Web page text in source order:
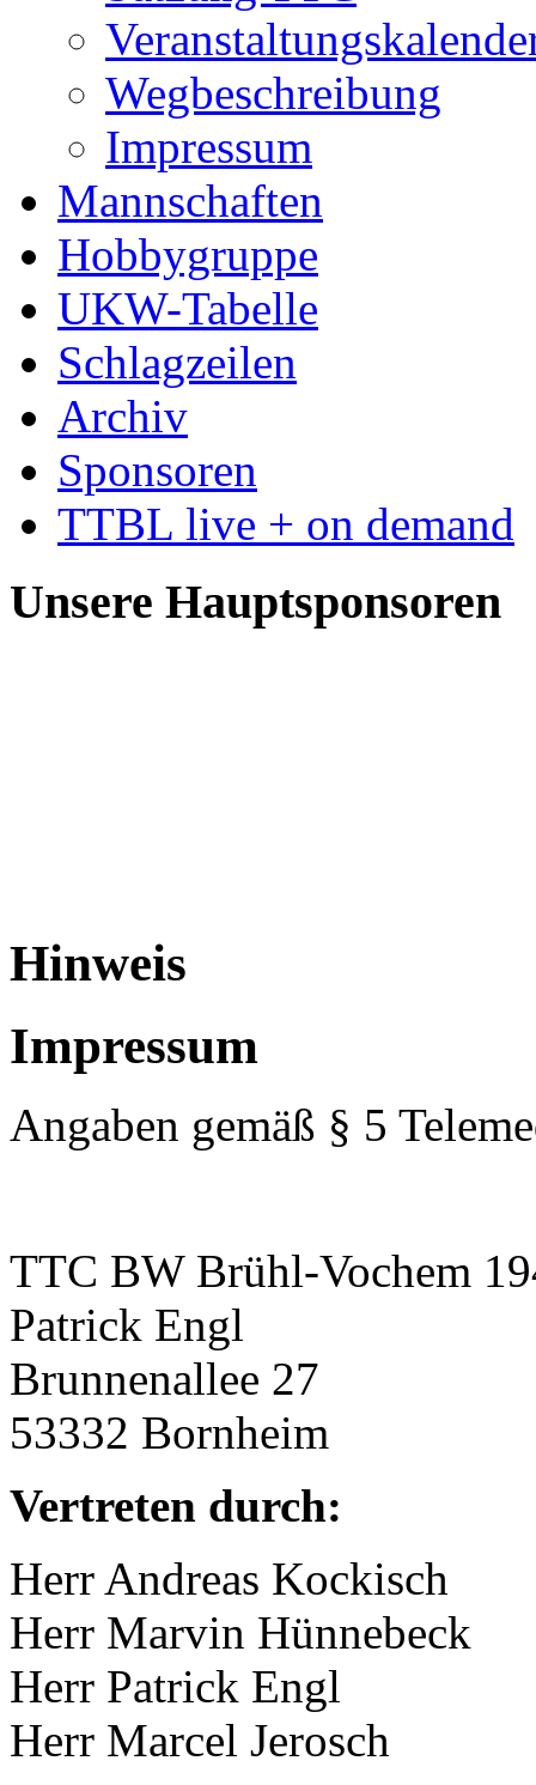
Wegbeschreibung
Impressum
Mannschaften
Hobbygruppe
UKW-Tabelle
Schlagzeilen
Archiv
Sponsoren
TTBL live + on demand
Unsere Hauptsponsoren
Hinweis
Impressum
Angaben gemäß § 5
TTC BW Brühl-Vochem
Patrick Engl
Brunnenallee 27
53332 Bornheim
Vertreten durch:
Herr Andreas Kockisch
Herr Marvin Hünnebeck
Herr Patrick Engl
Herr Marcel Jerosch